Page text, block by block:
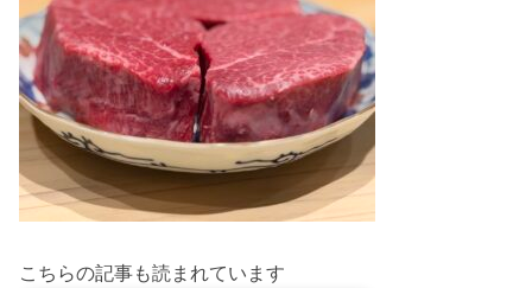
こちらの記事も読まれています